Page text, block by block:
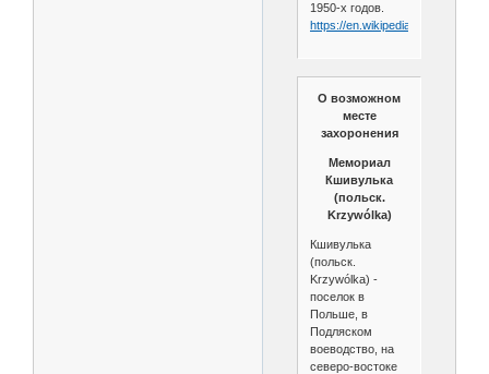
1950-х годов.
https://en.wikipedia.org/wiki/
О возможном
месте
захоронения
Мемориал
Кшивулька
(польск.
Krzywólka)
Кшивулька
(польск.
Krzywólka) -
поселок в
Польше, в
Подляском
воеводство, на
северо-востоке